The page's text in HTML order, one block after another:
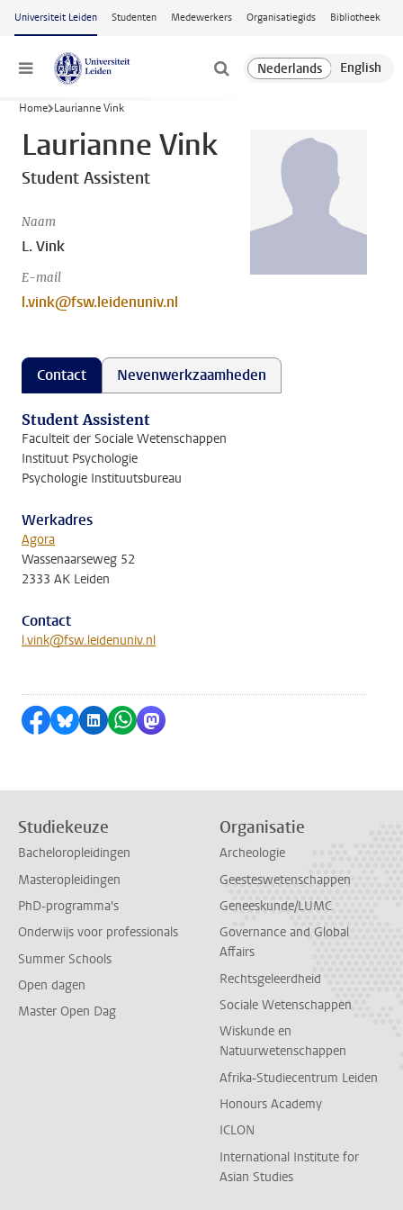
Ga naar hoofdinhoud
Universiteit Leiden Studenten Medewerkers Organisatiegids Bibliotheek
Menu
Home Laurianne Vink
Laurianne Vink
Student Assistent
Naam
L. Vink
E-mail
l.vink@fsw.leidenuniv.nl
Contact Nevenwerkzaamheden
Student Assistent
Faculteit der Sociale Wetenschappen
Instituut Psychologie
Psychologie Instituutsbureau
Werkadres
Agora
Wassenaarseweg 52
2333 AK Leiden
Contact
l.vink@fsw.leidenuniv.nl
Delen op Facebook
Delen via Bluesky
Delen op LinkedIn
Delen via WhatsApp
Delen via Mastodon
Studiekeuze
Bacheloropleidingen
Masteropleidingen
PhD-programma's
Onderwijs voor professionals
Summer Schools
Open dagen
Master Open Dag
Organisatie
Archeologie
Geesteswetenschappen
Geneeskunde/LUMC
Governance and Global
Affairs
Rechtsgeleerdheid
Sociale Wetenschappen
Wiskunde en
Natuurwetenschappen
Afrika-Studiecentrum Leiden
Honours Academy
ICLON
International Institute for
Asian Studies